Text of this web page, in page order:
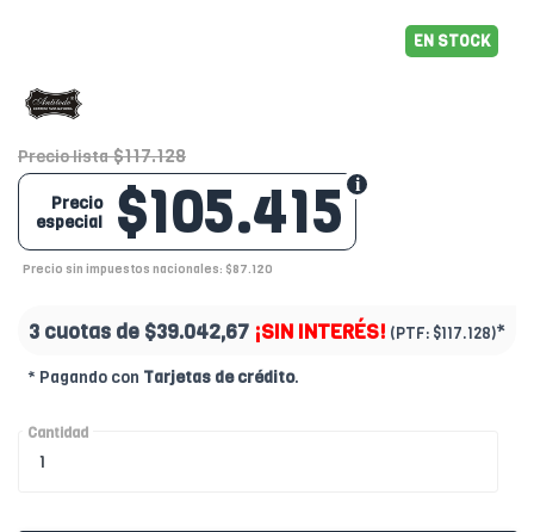
EN STOCK
Precio lista $117.128
$105.415
Precio
especial
Precio sin impuestos nacionales: $87.120
3 cuotas de $39.042,67 ¡SIN INTERÉS! (PTF: $117.128)*
* Pagando con Tarjetas de crédito.
Cantidad